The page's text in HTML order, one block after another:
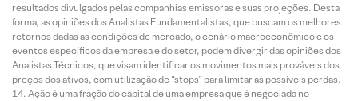
resultados divulgados pelas companhias emissoras e suas projeções. Desta
forma, as opiniões dos Analistas Fundamentalistas, que buscam os melhores
retornos dadas as condições de mercado, o cenário macroeconômico e os
eventos específicos da empresa e do setor, podem divergir das opiniões dos
Analistas Técnicos, que visam identificar os movimentos mais prováveis dos
preços dos ativos, com utilização de “stops” para limitar as possíveis perdas.
Ação é uma fração do capital de uma empresa que é negociada no